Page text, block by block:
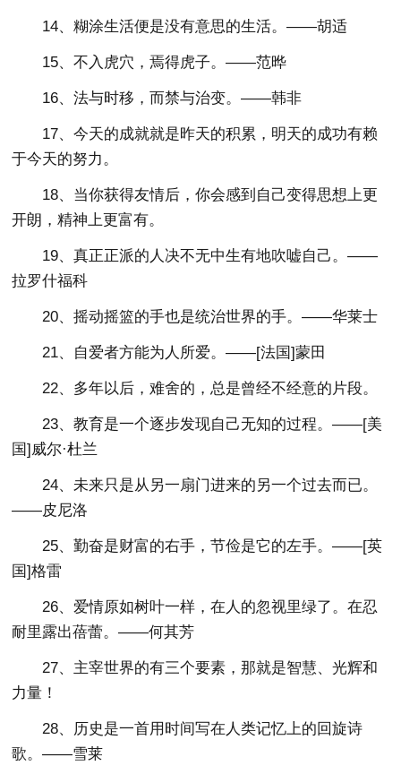
14、糊涂生活便是没有意思的生活。——胡适
15、不入虎穴，焉得虎子。——范晔
16、法与时移，而禁与治变。——韩非
17、今天的成就就是昨天的积累，明天的成功有赖
于今天的努力。
18、当你获得友情后，你会感到自己变得思想上更
开朗，精神上更富有。
19、真正正派的人决不无中生有地吹嘘自己。——
拉罗什福科
20、摇动摇篮的手也是统治世界的手。——华莱士
21、自爱者方能为人所爱。——[法国]蒙田
22、多年以后，难舍的，总是曾经不经意的片段。
23、教育是一个逐步发现自己无知的过程。——[美
国]威尔·杜兰
24、未来只是从另一扇门进来的另一个过去而已。
——皮尼洛
25、勤奋是财富的右手，节俭是它的左手。——[英
国]格雷
26、爱情原如树叶一样，在人的忽视里绿了。在忍
耐里露出蓓蕾。——何其芳
27、主宰世界的有三个要素，那就是智慧、光辉和
力量！
28、历史是一首用时间写在人类记忆上的回旋诗
歌。——雪莱